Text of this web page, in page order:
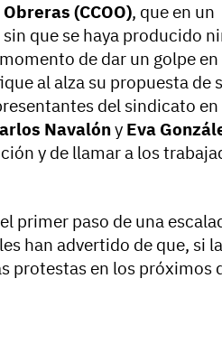
(CCOO), que en un
que se haya producido
de dar un golpe en
al alza su propuesta de
del sindicato
Navalóny Eva
y de llamar a los
primer paso de una
han advertido de que, si
protestas en los próximos